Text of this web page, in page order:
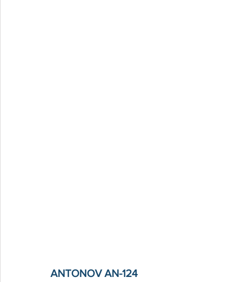
ANTONOV AN-124